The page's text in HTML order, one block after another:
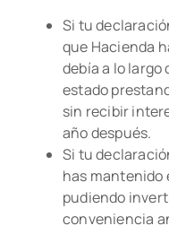
Si tu
que Hacienda
debía a lo largo
estado
sin recibir
año después.
Si tu
has mantenido
pudiendo
conveniencia